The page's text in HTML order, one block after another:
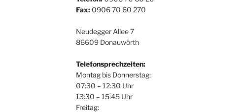
Fax: 0906 70 60 270
Neudegger Allee 7
86609 Donauwörth
Telefonsprechzeiten:
Montag bis Donnerstag:
07:30 – 12:30 Uhr
13:30 – 15:45 Uhr
Freitag: